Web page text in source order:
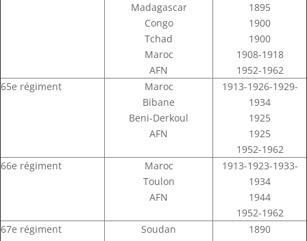
Madagascar
Congo
Tchad
Maroc
AFN
1895
1900
1900
1908-1918
1952-1962
65e régiment
Maroc
Bibane
Beni-Derkoul
AFN
1913-1926-1929-
1934
1925
1925
1952-1962
66e régiment
Maroc
Toulon
AFN
1913-1923-1933-
1934
1944
1952-1962
67e régiment
Soudan
1890